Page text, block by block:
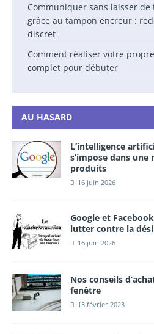
Communiquer sans laisser
grâce au tampon encreur :
discret
Comment réaliser votre
complet pour débuter
AU HASARD
L’intelligence
s’impose dans
produits
16 juin 2026
Google et
lutter contre la
16 juin 2026
Nos conseils
fenêtre
13 février 2023